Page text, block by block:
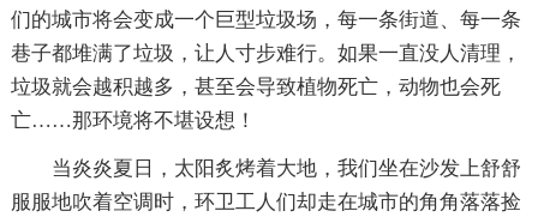
们的城市将会变成一个巨型垃圾场，每一条街道、每一条
巷子都堆满了垃圾，让人寸步难行。如果一直没人清理，
垃圾就会越积越多，甚至会导致植物死亡，动物也会死
亡……那环境将不堪设想！
当炎炎夏日，太阳炙烤着大地，我们坐在沙发上舒舒
服服地吹着空调时，环卫工人们却走在城市的角角落落捡